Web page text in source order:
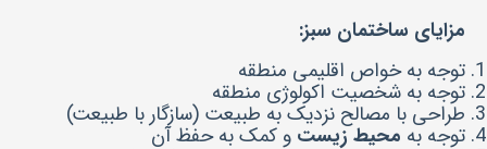
مزایای ساختمان سبز:
توجه به خواص اقلیمی منطقه
توجه به شخصیت اکولوژی منطقه
طراحی با مصالح نزدیک به طبیعت (سازگار با طبیعت)
توجه به محیط زیست و کمک به حفظ آن